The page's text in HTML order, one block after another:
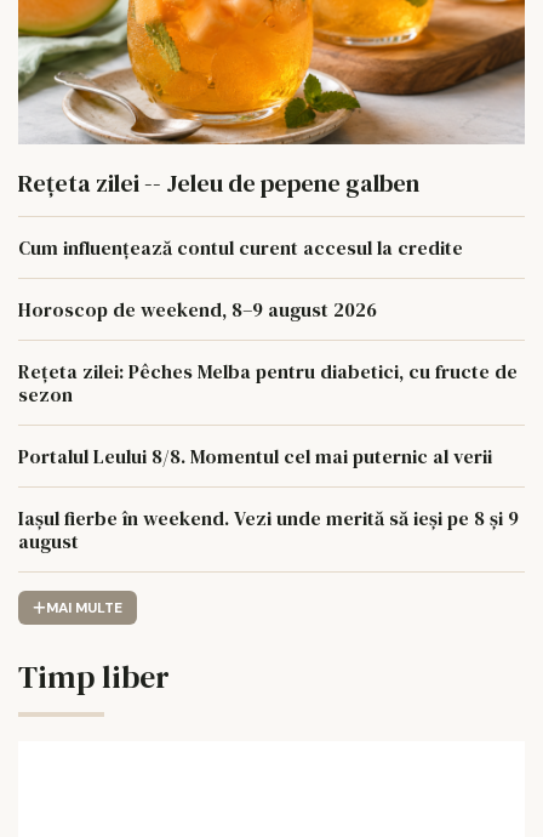
Rețeta zilei -- Jeleu de pepene galben
Cum influențează contul curent accesul la credite
Horoscop de weekend, 8–9 august 2026
Rețeta zilei: Pêches Melba pentru diabetici, cu fructe de
sezon
Portalul Leului 8/8. Momentul cel mai puternic al verii
Iașul fierbe în weekend. Vezi unde merită să ieși pe 8 și 9
august
MAI MULTE
Timp liber